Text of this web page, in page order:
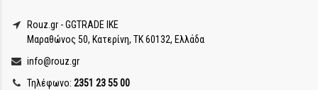
Rouz.gr - GGTRADE IKE
Μαραθώνος 50, Κατερίνη, ΤΚ 60132, Ελλάδα
info@rouz.gr
Τηλέφωνο: 2351 23 55 00